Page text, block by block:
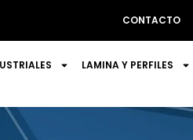
CONTACTO
LAMINA Y PERFILES